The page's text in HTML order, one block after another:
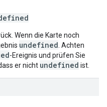
Wenn die Karte noch
undefined . Achten
-Ereignis und prüfen Sie
er nicht undefined ist.